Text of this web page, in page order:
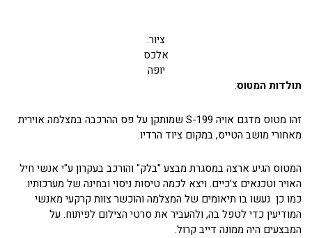
ציור:
אלכס
יופה
תולדות המטוס:
זהו מטוס מדגם אויה S-199 שמותקן על פס ההרכבה במצלמה אוירית
מאחורי מושב הטייס, במקום ציוד הרדיו.
המטוס הגיע ארצה במסגרת מבצע "בלק" והורכב בעקרון ע"י אנשי חיל
האויר וטכנאים צ'כיים. ויצא לכמה טיסות ניסוי ובחינה של מערכותיו.
כמו כן נעשו בו תיאומים של המצלמה והוכשר צוות קרקעי מאנשי
המודיעין כדי לטפל בה, ולהעביר את סרטי הצילום לפיתוח. על
המבצעים היה ממונה דייב קרול.